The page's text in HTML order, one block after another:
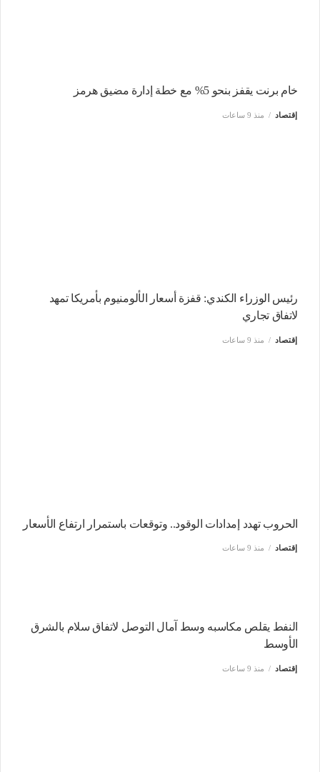
خام برنت يقفز بنحو 5% مع خطة إدارة مضيق هرمز
إقتصاد منذ 9 ساعات
رئيس الوزراء الكندي: قفزة أسعار الألومنيوم بأمريكا تمهد
لاتفاق تجاري
إقتصاد منذ 9 ساعات
الحروب تهدد إمدادات الوقود.. وتوقعات باستمرار ارتفاع الأسعار
إقتصاد منذ 9 ساعات
النفط يقلص مكاسبه وسط آمال التوصل لاتفاق سلام بالشرق
الأوسط
إقتصاد منذ 9 ساعات